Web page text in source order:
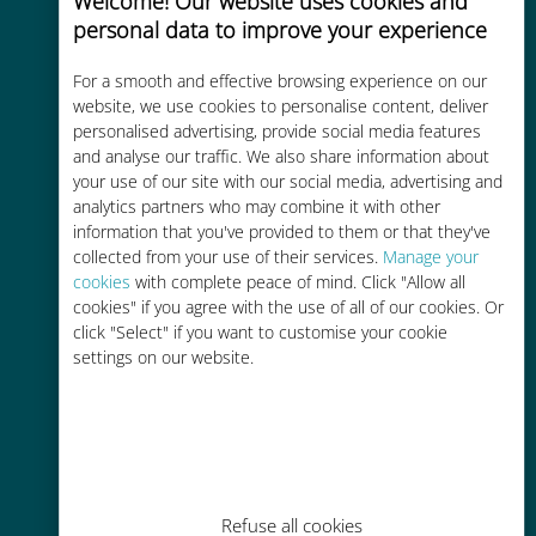
personal data to improve your experience
For a smooth and effective browsing experience on our
website, we use cookies to personalise content, deliver
personalised advertising, provide social media features
and analyse our traffic. We also share information about
your use of our site with our social media, advertising and
analytics partners who may combine it with other
information that you've provided to them or that they've
collected from your use of their services. Manage your
cookies with complete peace of mind. Click "Allow all
cookies" if you agree with the use of all of our cookies. Or
click "Select" if you want to customise your cookie
settings on our website.
Refuse all cookies
Custo-benefício
Até 90% mais barato do que as
tarifas de roaming de sua
operadora atual
Fácil recarga
Em qualquer lugar por meio do